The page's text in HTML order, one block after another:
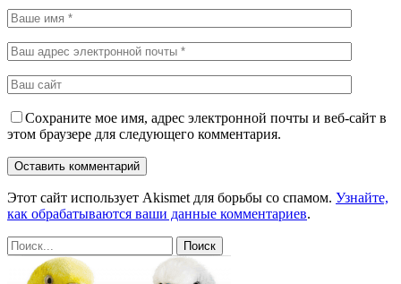
Сохраните мое имя, адрес электронной почты и веб-сайт в
этом браузере для следующего комментария.
Этот сайт использует Akismet для борьбы со спамом. Узнайте,
как обрабатываются ваши данные комментариев.